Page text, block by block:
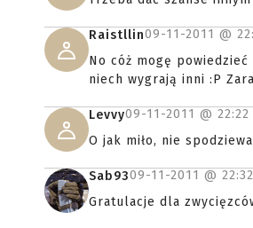
Raistllin09-11-2011 @
No cóż mogę
niech wygrają inni :P
Levvy09-11-2011 @ 22:22
O jak miło, nie
Sab9309-11-2011 @ 22:32
Gratulacje dla